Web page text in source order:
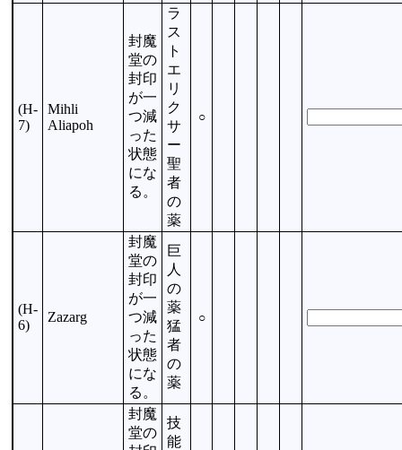
(H-
7)
Mihli
Aliapoh
封魔
堂の
封印
が一
つ減
った
状態
にな
る。
ラ
ス
ト
エ
リ
ク
サ
ー
聖
者
の
薬
○
(H-
6)
Zazarg
封魔
堂の
封印
が一
つ減
った
状態
にな
る。
巨
人
の
薬
猛
者
の
薬
○
封魔
堂の
技
能